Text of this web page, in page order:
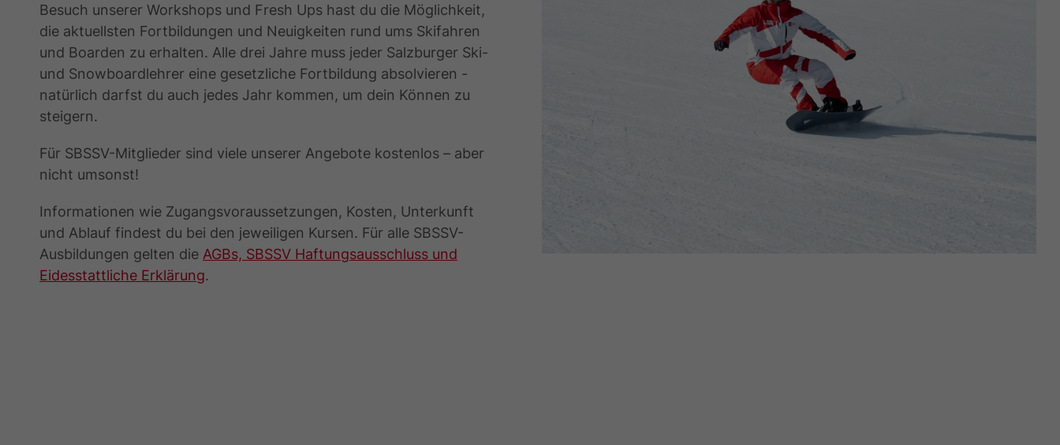
Besuch unserer Workshops und Fresh Ups hast du die Möglichkeit,
die aktuellsten Fortbildungen und Neuigkeiten rund ums Skifahren
und Boarden zu erhalten. Alle drei Jahre muss jeder Salzburger Ski-
und Snowboardlehrer eine gesetzliche Fortbildung absolvieren -
natürlich darfst du auch jedes Jahr kommen, um dein Können zu
steigern.
Für SBSSV-Mitglieder sind viele unserer Angebote kostenlos – aber
nicht umsonst!
Informationen wie Zugangsvoraussetzungen, Kosten, Unterkunft
und Ablauf findest du bei den jeweiligen Kursen. Für alle SBSSV-
Ausbildungen gelten die AGBs, SBSSV Haftungsausschluss und
Eidesstattliche Erklärung.